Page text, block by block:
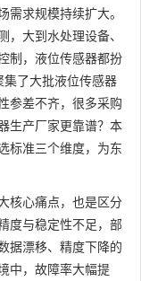
求规模持续扩大。
大到水处理设备、
制，液位传感器都扮
了大批液位传感器
参差不齐，很多采购
生产厂家更靠谱？本
标准三个维度，为东
核心痛点，也是区分
度与稳定性不足，部
据漂移、精度下降的
中，故障率大幅提